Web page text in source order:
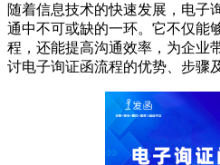
随着信息技术的快速发展，电子
通中不可或缺的一环。它不仅能
程，还能提高沟通效率，为企业
讨电子询证函流程的优势、步骤